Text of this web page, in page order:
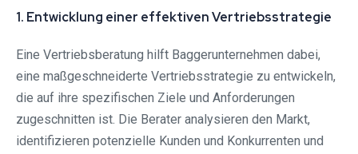
1. Entwicklung einer effektiven Vertriebsstrategie
Eine Vertriebsberatung hilft Baggerunternehmen dabei,
eine maßgeschneiderte Vertriebsstrategie zu entwickeln,
die auf ihre spezifischen Ziele und Anforderungen
zugeschnitten ist. Die Berater analysieren den Markt,
identifizieren potenzielle Kunden und Konkurrenten und